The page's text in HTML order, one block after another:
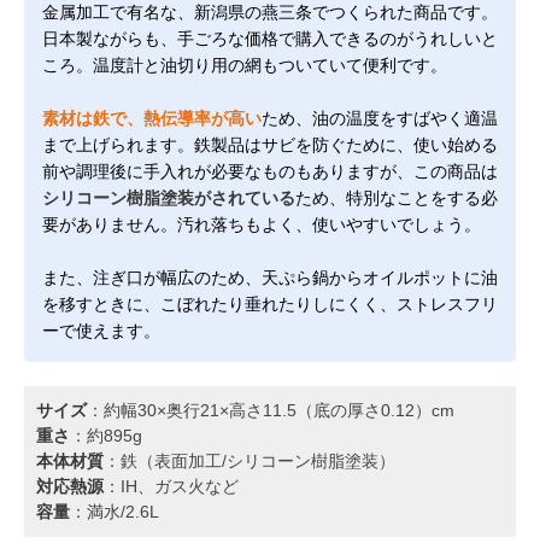
金属加工で有名な、新潟県の燕三条でつくられた商品です。
日本製ながらも、手ごろな価格で購入できるのがうれしいと
ころ。温度計と油切り用の網もついていて便利です。
素材は鉄で、熱伝導率が高いため、油の温度をすばやく適温
まで上げられます。鉄製品はサビを防ぐために、使い始める
前や調理後に手入れが必要なものもありますが、この商品は
シリコーン樹脂塗装がされているため、特別なことをする必
要がありません。汚れ落ちもよく、使いやすいでしょう。
また、注ぎ口が幅広のため、天ぷら鍋からオイルポットに油
を移すときに、こぼれたり垂れたりしにくく、ストレスフリ
ーで使えます。
サイズ：約幅30×奥行21×高さ11.5（底の厚さ0.12）cm
重さ ：約895g
本体材質 ：鉄（表面加工/シリコーン樹脂塗装）
対応熱源 ：IH、ガス火など
容量 ：満水/2.6L